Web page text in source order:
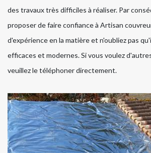
des travaux très difficiles à réaliser. Par
proposer de faire confiance à Artisan
d'expérience en la matière et n'oubliez pas
efficaces et modernes. Si vous voulez
veuillez le téléphoner directement.